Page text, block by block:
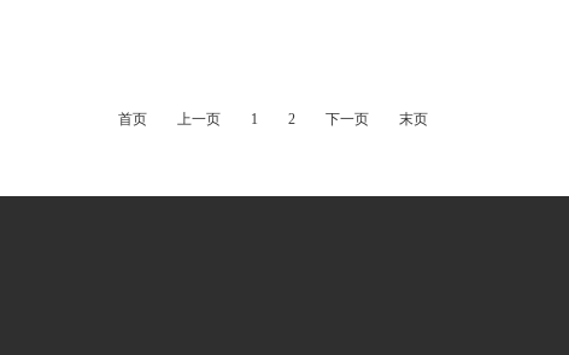
zhaga 插座带电源线
首页 上一页 1 2 下一页 末页